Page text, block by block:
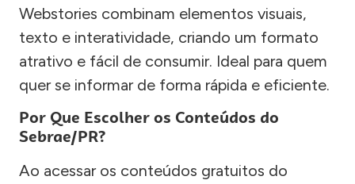
Webstories combinam elementos visuais,
texto e interatividade, criando um formato
atrativo e fácil de consumir. Ideal para quem
quer se informar de forma rápida e eficiente.
Por Que Escolher os Conteúdos do
Sebrae/PR?
Ao acessar os conteúdos gratuitos do